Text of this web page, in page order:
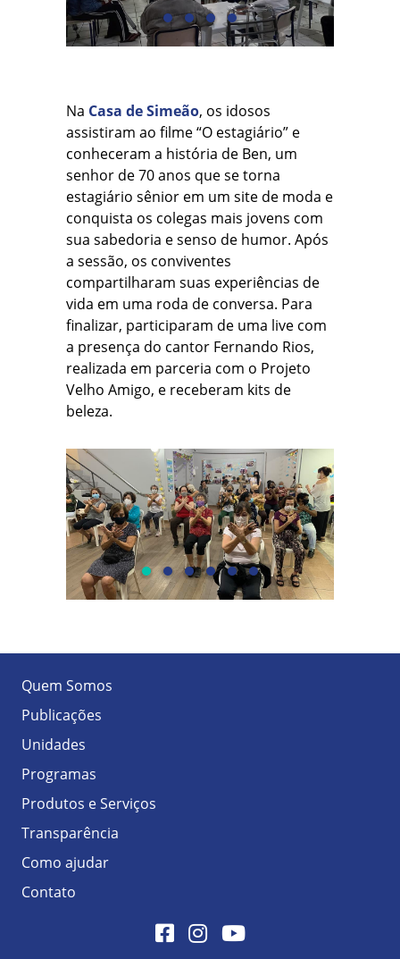
Na Casa de Simeão, os idosos
assistiram ao filme “O estagiário” e
conheceram a história de Ben, um
senhor de 70 anos que se torna
estagiário sênior em um site de moda e
conquista os colegas mais jovens com
sua sabedoria e senso de humor. Após
a sessão, os conviventes
compartilharam suas experiências de
vida em uma roda de conversa. Para
finalizar, participaram de uma live com
a presença do cantor Fernando Rios,
realizada em parceria com o Projeto
Velho Amigo, e receberam kits de
beleza.
Quem Somos
Publicações
Unidades
Programas
Produtos e Serviços
Transparência
Como ajudar
Contato
FacebookInstagramYoutube